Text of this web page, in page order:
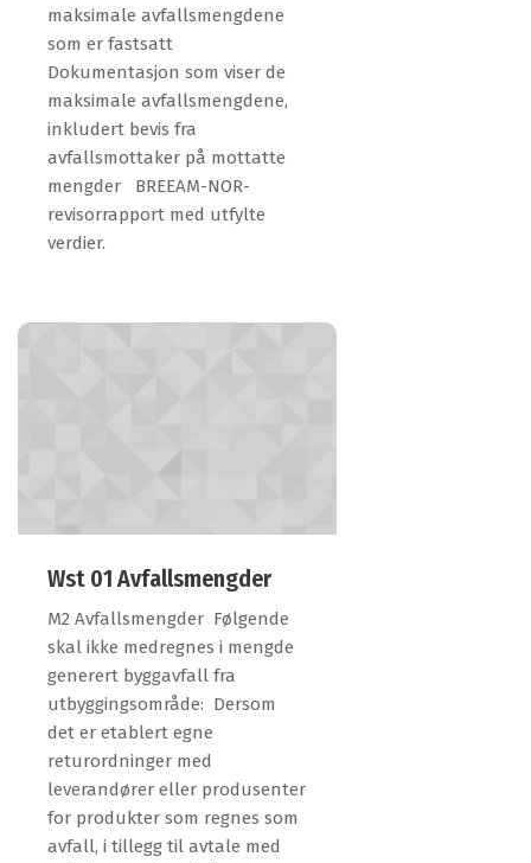
maksimale avfallsmengdene
som er fastsatt
Dokumentasjon som viser de
maksimale avfallsmengdene,
inkludert bevis fra
avfallsmottaker på mottatte
mengder BREEAM-NOR-
revisorrapport med utfylte
verdier.
Wst 01 Avfallsmengder
M2 Avfallsmengder Følgende
skal ikke medregnes i mengde
generert byggavfall fra
utbyggingsområde: Dersom
det er etablert egne
returordninger med
leverandører eller produsenter
for produkter som regnes som
avfall, i tillegg til avtale med